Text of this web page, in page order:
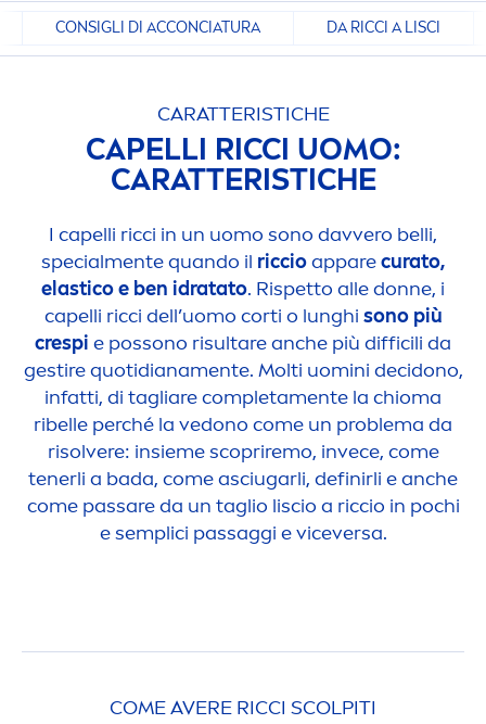
CONSIGLI DI ACCONCIATURA DA RICCI A LISCI
CARATTERISTICHE
CAPELLI RICCI UOMO:
CARATTERISTICHE
I capelli ricci in un uomo sono davvero belli,
specialmente quando il riccioapparecurato,
elastico e ben idratato. Rispetto alle donne, i
capelli ricci dell’uomo corti o lunghi sono più
crespi e possono risultare anche più difficili da
gestire quotidianamente. Molti uomini decidono,
infatti, di tagliare completamente la chioma
ribelle perché la vedono come un problema da
risolvere: insieme scopriremo, invece, come
tenerli a bada, come asciugarli, definirli e anche
come passare da un taglio liscio a riccio in pochi
e semplici passaggi e viceversa.
COME AVERE RICCI SCOLPITI